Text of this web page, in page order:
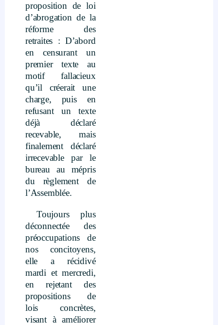
proposition de loi
d’abrogation de la
réforme des
retraites : D’abord
en censurant un
premier texte au
motif fallacieux
qu’il créerait une
charge, puis en
refusant un texte
déjà déclaré
recevable, mais
finalement déclaré
irrecevable par le
bureau au mépris
du règlement de
l’Assemblée.
Toujours plus
déconnectée des
préoccupations de
nos concitoyens,
elle a récidivé
mardi et mercredi,
en rejetant des
propositions de
lois concrètes,
visant à améliorer